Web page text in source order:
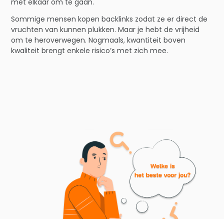
Sommige mensen kopen backlinks zodat ze er direct de
vruchten van kunnen plukken. Maar je hebt de vrijheid
om te heroverwegen. Nogmaals, kwantiteit boven
kwaliteit brengt enkele risico’s met zich mee.